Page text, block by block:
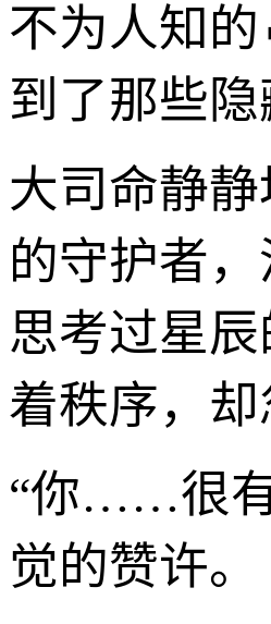
不为人知
到了那些
大司命静
的守护者
思考过星
着秩序，
“你……很有
觉的赞许。